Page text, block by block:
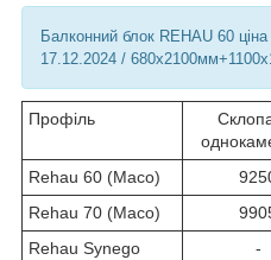
Балконний блок REHAU 60
17.12.2024 /
Профіль
Rehau 60 (Maco)
Rehau 70 (Maco)
Rehau Synego
-